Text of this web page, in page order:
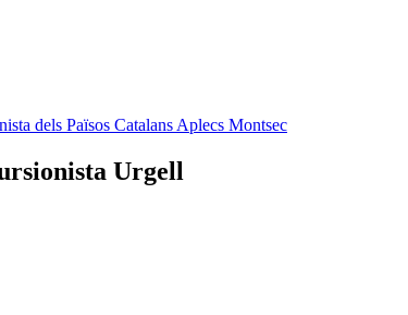
dels Països Catalans Aplecs Montsec
Urgell